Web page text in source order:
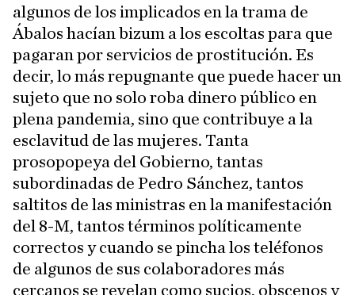
algunos de los implicados en la trama de
Ábalos hacían bizum a los escoltas para que
pagaran por servicios de prostitución. Es
decir, lo más repugnante que puede hacer un
sujeto que no solo roba dinero público en
plena pandemia, sino que contribuye a la
esclavitud de las mujeres. Tanta
prosopopeya del Gobierno, tantas
subordinadas de Pedro Sánchez, tantos
saltitos de las ministras en la manifestación
del 8-M, tantos términos políticamente
correctos y cuando se pincha los teléfonos
de algunos de sus colaboradores más
cercanos se revelan como sucios, obscenos y